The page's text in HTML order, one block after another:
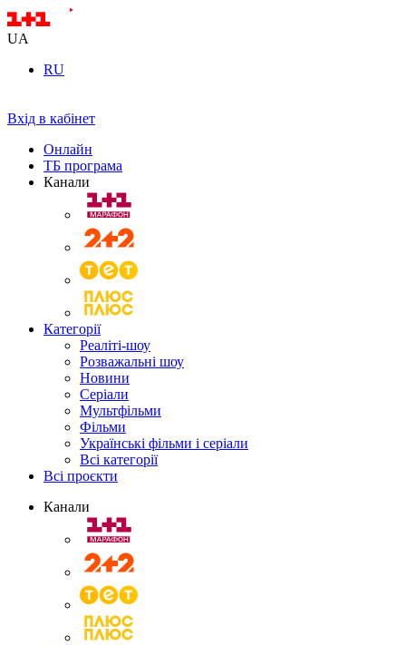
UA
RU
Вхід в кабінет
Онлайн
ТБ програма
Канали
Категорії
Реаліті-шоу
Розважальні шоу
Новини
Серіали
Мультфільми
Фільми
Українські фільми і серіали
Всі категорії
Всі проєкти
Канали